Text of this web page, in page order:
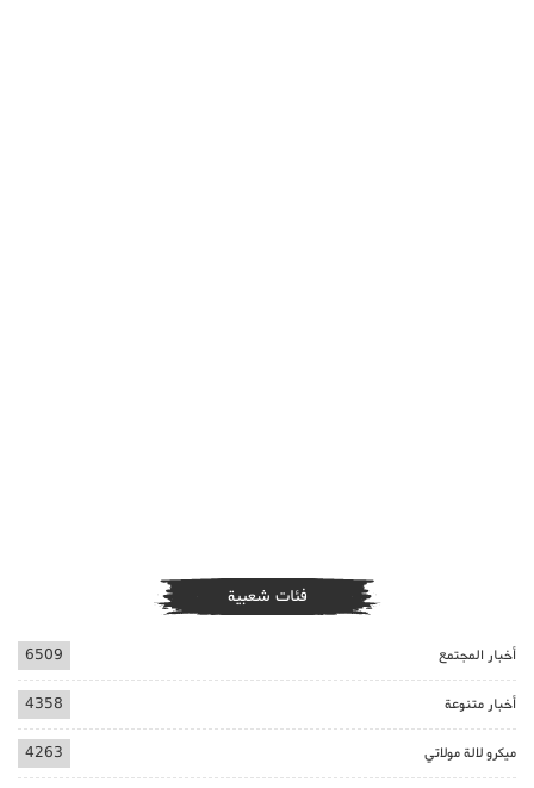
فئات شعبية
أخبار المجتمع 6509
أخبار متنوعة 4358
ميكرو لالة مولاتي 4263